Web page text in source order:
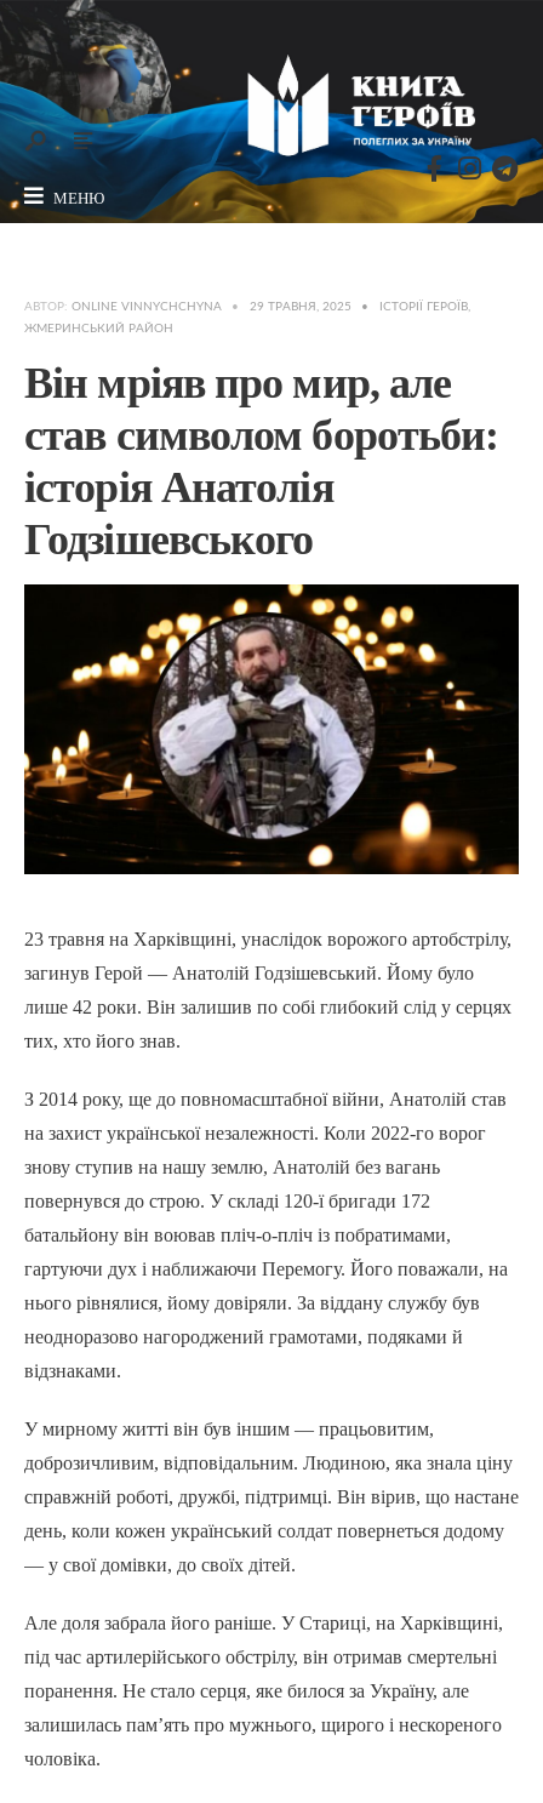
МЕНЮ
АВТОР: ONLINE VINNYCHCHYNA • 29 ТРАВНЯ, 2025 • ІСТОРІЇ ГЕРОЇВ,
ЖМЕРИНСЬКИЙ РАЙОН
Він мріяв про мир, але
став символом боротьби:
історія Анатолія
Годзішевського
23 травня на Харківщині, унаслідок ворожого артобстрілу,
загинув Герой — Анатолій Годзішевський. Йому було
лише 42 роки. Він залишив по собі глибокий слід у серцях
тих, хто його знав.
З 2014 року, ще до повномасштабної війни, Анатолій став
на захист української незалежності. Коли 2022-го ворог
знову ступив на нашу землю, Анатолій без вагань
повернувся до строю. У складі 120-ї бригади 172
батальйону він воював пліч-о-пліч із побратимами,
гартуючи дух і наближаючи Перемогу. Його поважали, на
нього рівнялися, йому довіряли. За віддану службу був
неодноразово нагороджений грамотами, подяками й
відзнаками.
У мирному житті він був іншим — працьовитим,
доброзичливим, відповідальним. Людиною, яка знала ціну
справжній роботі, дружбі, підтримці. Він вірив, що настане
день, коли кожен український солдат повернеться додому
— у свої домівки, до своїх дітей.
Але доля забрала його раніше. У Стариці, на Харківщині,
під час артилерійського обстрілу, він отримав смертельні
поранення. Не стало серця, яке билося за Україну, але
залишилась пам’ять про мужнього, щирого і нескореного
чоловіка.